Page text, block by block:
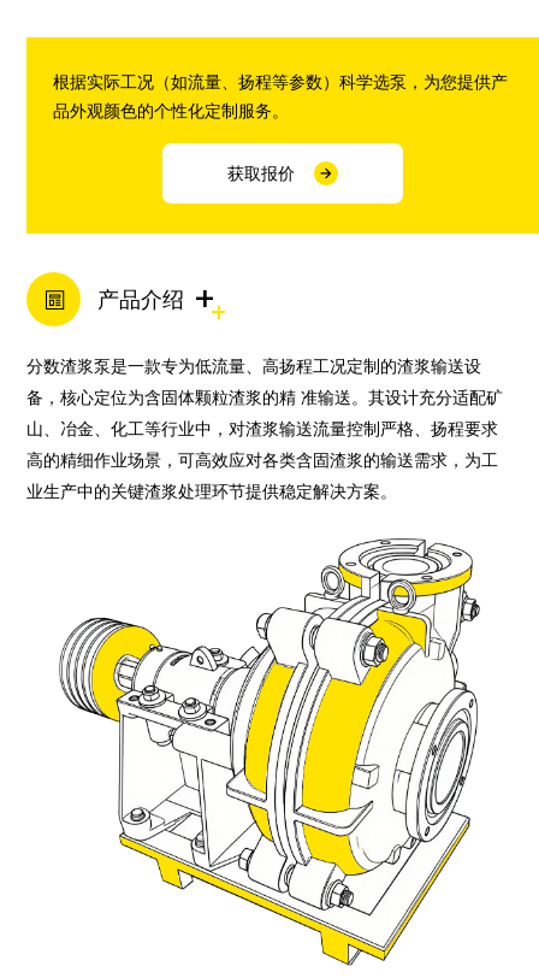
根据实际工况（如流量、扬程等参数）科学选泵，为您提供产
品外观颜色的个性化定制服务。
获取报价
产品介绍 +
分数渣浆泵是一款专为低流量、高扬程工况定制的渣浆输送设
备，核心定位为含固体颗粒渣浆的精 准输送。其设计充分适配矿
山、冶金、化工等行业中，对渣浆输送流量控制严格、扬程要求
高的精细作业场景，可高效应对各类含固渣浆的输送需求，为工
业生产中的关键渣浆处理环节提供稳定解决方案。